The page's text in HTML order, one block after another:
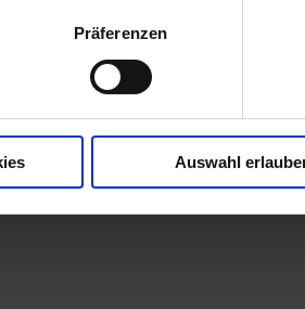
Präferenzen
Auswahl
uns zu, wir beraten Sie gerne!